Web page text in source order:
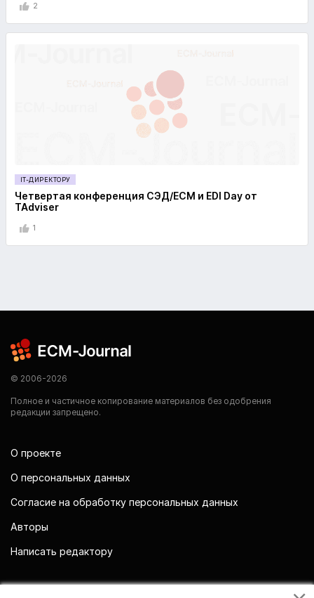
2
IT-ДИРЕКТОРУ
Четвертая конференция СЭД/ECM и EDI Day от
TAdviser
1
© 2006-2026
Полное и частичное копирование материалов без одобрения
редакции запрещено.
О проекте
О персональных данных
Согласие на обработку персональных данных
Авторы
Написать редактору